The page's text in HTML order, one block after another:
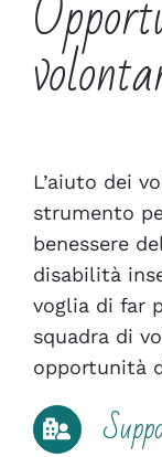
L’aiuto dei
strumento
benessere
disabilità
voglia di far
squadra di
opportunità